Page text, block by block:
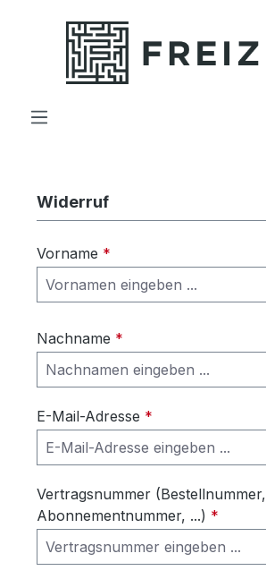
Zum Hauptinhalt springen
Widerruf
Vorname *
Nachname *
E-Mail-Adresse *
Vertragsnummer (Bestellnummer,
Abonnementnummer, ...) *